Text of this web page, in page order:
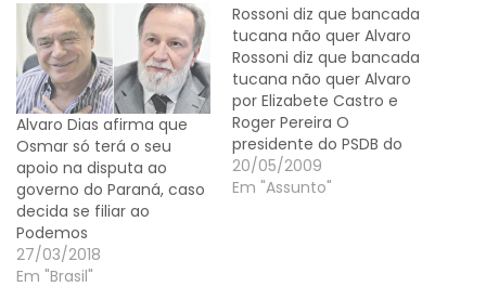
Alvaro Dias afirma que
Osmar só terá o seu
apoio na disputa ao
governo do Paraná, caso
decida se filiar ao
Podemos
27/03/2018
Em "Brasil"
Rossoni diz que bancada
tucana não quer Alvaro
Rossoni diz que bancada
tucana não quer Alvaro
por Elizabete Castro e
Roger Pereira O
presidente do PSDB do
Paraná, deputado
estadual Valdir Rossoni,
20/05/2009
Em "Assunto"